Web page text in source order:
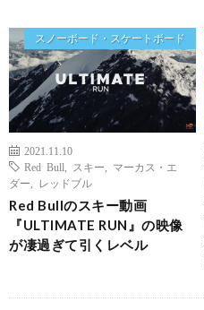
スノーボード・スケートボード
2021.11.10
Red Bull
スキー
マーカス・エ
ダー
レッドブル
Red Bullのスキー動画
『ULTIMATE RUN』の映像
が凄過ぎて引くレベル